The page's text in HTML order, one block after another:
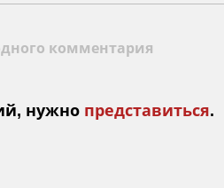
комментария
нужно представиться.